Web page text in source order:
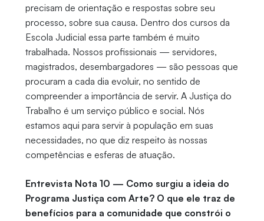
precisam de orientação e respostas sobre seu
processo, sobre sua causa. Dentro dos cursos da
Escola Judicial essa parte também é muito
trabalhada. Nossos profissionais — servidores,
magistrados, desembargadores — são pessoas que
procuram a cada dia evoluir, no sentido de
compreender a importância de servir. A Justiça do
Trabalho é um serviço público e social. Nós
estamos aqui para servir à população em suas
necessidades, no que diz respeito às nossas
competências e esferas de atuação.
Entrevista Nota 10 — Como surgiu a ideia do
Programa Justiça com Arte? O que ele traz de
benefícios para a comunidade que constrói o